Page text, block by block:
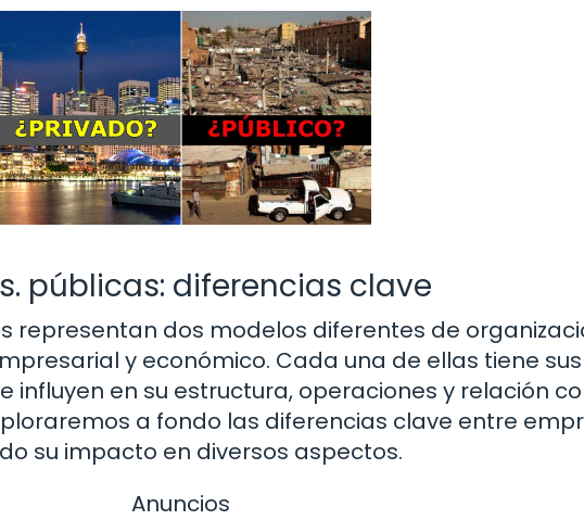
públicas: diferencias clave
representan dos modelos diferentes de
y económico. Cada una de ellas tiene
en su estructura, operaciones y relación
a fondo las diferencias clave entre
su impacto en diversos aspectos.
Anuncios